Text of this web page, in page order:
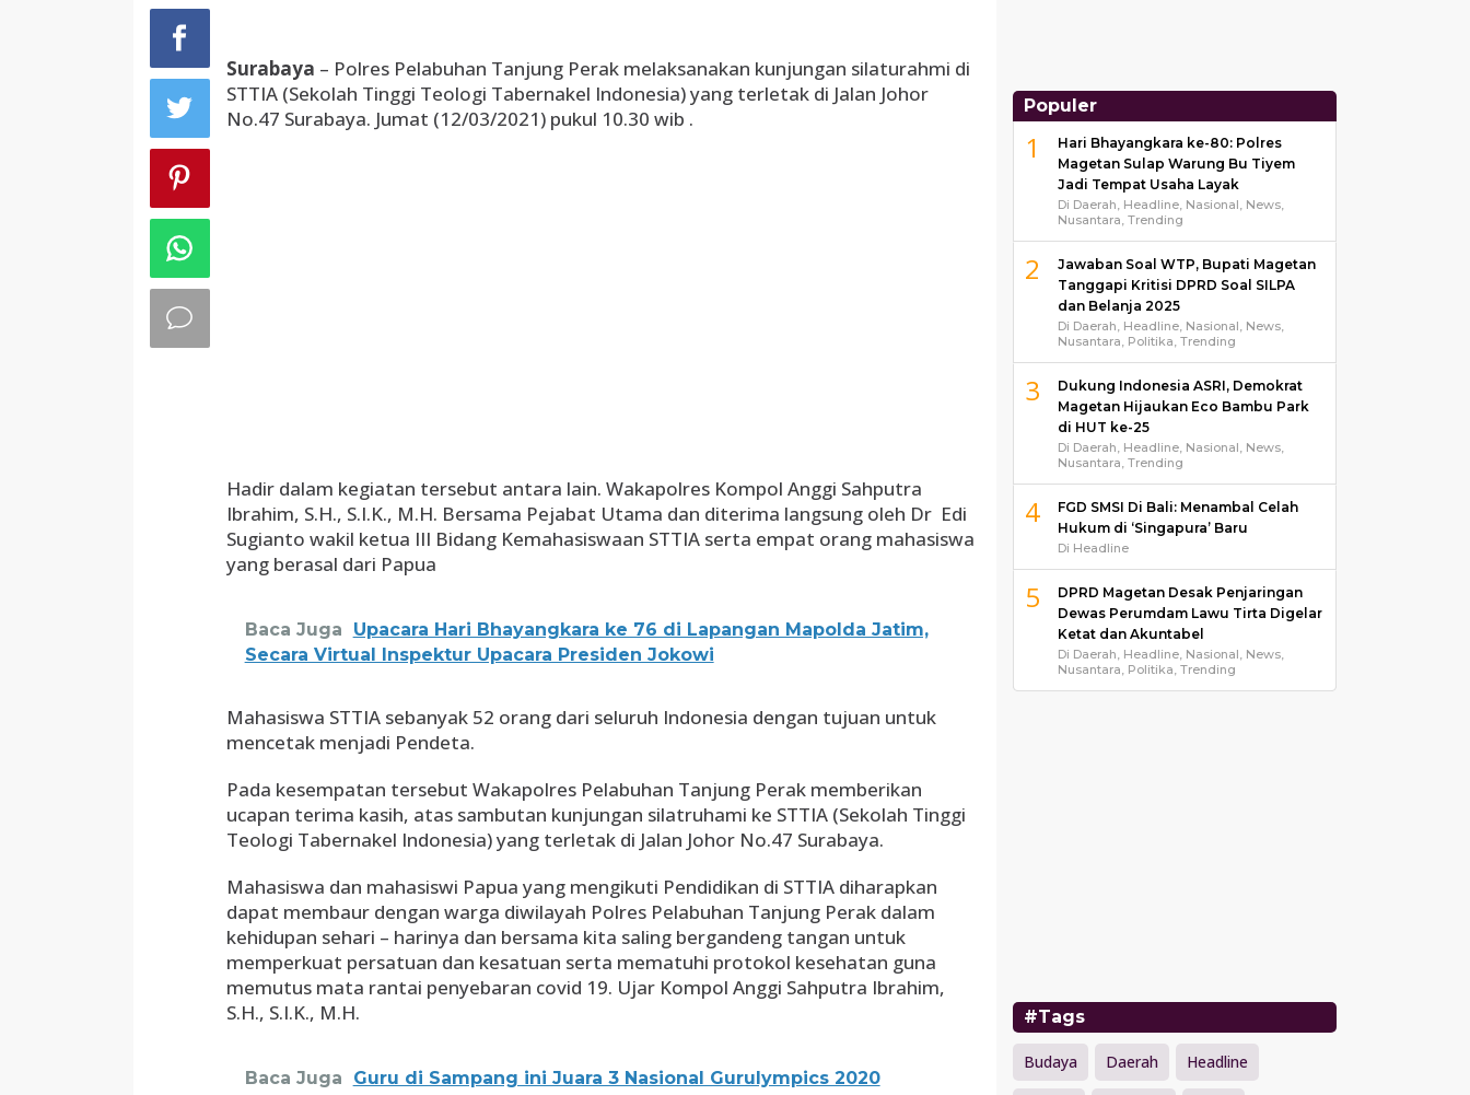
Surabaya – Polres Pelabuhan Tanjung Perak melaksanakan kunjungan silaturahmi di
STTIA (Sekolah Tinggi Teologi Tabernakel Indonesia) yang terletak di Jalan Johor
No.47 Surabaya. Jumat (12/03/2021) pukul 10.30 wib .
Hadir dalam kegiatan tersebut antara lain. Wakapolres Kompol Anggi Sahputra
Ibrahim, S.H., S.I.K., M.H. Bersama Pejabat Utama dan diterima langsung oleh Dr Edi
Sugianto wakil ketua III Bidang Kemahasiswaan STTIA serta empat orang mahasiswa
yang berasal dari Papua
Baca Juga
Upacara Hari Bhayangkara ke 76 di Lapangan Mapolda Jatim,
Secara Virtual Inspektur Upacara Presiden Jokowi
Mahasiswa STTIA sebanyak 52 orang dari seluruh Indonesia dengan tujuan untuk
mencetak menjadi Pendeta.
Pada kesempatan tersebut Wakapolres Pelabuhan Tanjung Perak memberikan
ucapan terima kasih, atas sambutan kunjungan silatruhami ke STTIA (Sekolah Tinggi
Teologi Tabernakel Indonesia) yang terletak di Jalan Johor No.47 Surabaya.
Mahasiswa dan mahasiswi Papua yang mengikuti Pendidikan di STTIA diharapkan
dapat membaur dengan warga diwilayah Polres Pelabuhan Tanjung Perak dalam
kehidupan sehari – harinya dan bersama kita saling bergandeng tangan untuk
memperkuat persatuan dan kesatuan serta mematuhi protokol kesehatan guna
memutus mata rantai penyebaran covid 19. Ujar Kompol Anggi Sahputra Ibrahim,
S.H., S.I.K., M.H.
Baca Juga Guru di Sampang ini Juara 3 Nasional Gurulympics 2020
Populer
1
Hari Bhayangkara ke-80: Polres
Magetan Sulap Warung Bu Tiyem
Jadi Tempat Usaha Layak
Di Daerah, Headline, Nasional, News,
Nusantara, Trending
2
Jawaban Soal WTP, Bupati Magetan
Tanggapi Kritisi DPRD Soal SILPA
dan Belanja 2025
Di Daerah, Headline, Nasional, News,
Nusantara, Politika, Trending
3
Dukung Indonesia ASRI, Demokrat
Magetan Hijaukan Eco Bambu Park
di HUT ke-25
Di Daerah, Headline, Nasional, News,
Nusantara, Trending
4
FGD SMSI Di Bali: Menambal Celah
Hukum di ‘Singapura’ Baru
Di Headline
5
DPRD Magetan Desak Penjaringan
Dewas Perumdam Lawu Tirta Digelar
Ketat dan Akuntabel
Di Daerah, Headline, Nasional, News,
Nusantara, Politika, Trending
#Tags
Budaya Daerah Headline